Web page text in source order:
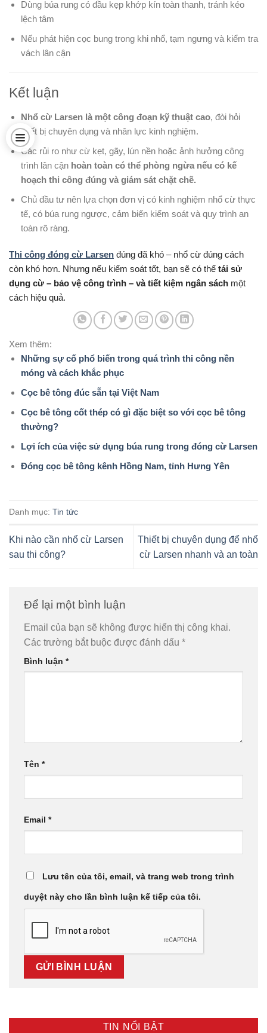
Dùng búa rung có đầu kẹp khớp kín toàn thanh, tránh kéo
lệch tâm
Nếu phát hiện cọc bung trong khi nhổ, tạm ngưng và kiểm tra
vách lân cận
Kết luận
Nhổ cừ Larsen là một công đoạn kỹ thuật cao, đòi hỏi
thiết bị chuyên dụng và nhân lực kinh nghiệm.
Các rủi ro như cừ kẹt, gãy, lún nền hoặc ảnh hưởng công
trình lân cận hoàn toàn có thể phòng ngừa nếu có kế
hoạch thi công đúng và giám sát chặt chẽ.
Chủ đầu tư nên lựa chọn đơn vị có kinh nghiệm nhổ cừ thực
tế, có búa rung ngược, cảm biến kiểm soát và quy trình an
toàn rõ ràng.
Thi công đóng cừ Larsen đúng đã khó – nhổ cừ đúng cách
còn khó hơn. Nhưng nếu kiểm soát tốt, bạn sẽ có thể tái sử
dụng cừ – bảo vệ công trình – và tiết kiệm ngân sách một
cách hiệu quả.
Xem thêm:
Những sự cố phổ biến trong quá trình thi công nền
móng và cách khắc phục
Cọc bê tông đúc sẵn tại Việt Nam
Cọc bê tông cốt thép có gì đặc biệt so với cọc bê tông
thường?
Lợi ích của việc sử dụng búa rung trong đóng cừ Larsen
Đóng cọc bê tông kênh Hồng Nam, tỉnh Hưng Yên
Danh mục: Tin tức
Khi nào cần nhổ cừ Larsen
sau thi công?
Thiết bị chuyên dụng để nhổ
cừ Larsen nhanh và an toàn
Để lại một bình luận
Email của bạn sẽ không được hiển thị công khai.
Các trường bắt buộc được đánh dấu *
Bình luận *
Tên *
Email *
Lưu tên của tôi, email, và trang web trong trình
duyệt này cho lần bình luận kế tiếp của tôi.
TIN NỔI BẬT